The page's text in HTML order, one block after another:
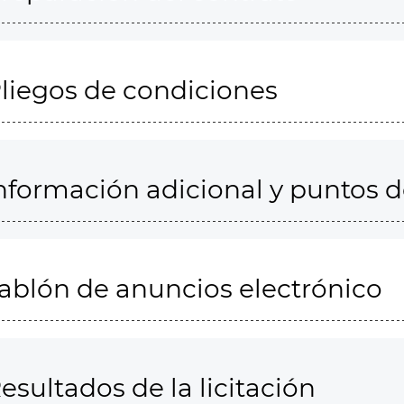
de condiciones
adicional y puntos
de anuncios electrónico
de la licitación